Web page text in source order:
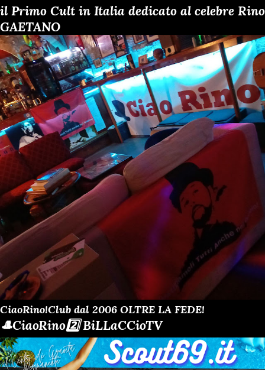
il Primo Cult in Italia dedicato al celebre Rino
GAETANO
CiaoRino!Club dal 2006 OLTRE LA FEDE!
🎩CiaoRino2️⃣ BiLLaCCioTV